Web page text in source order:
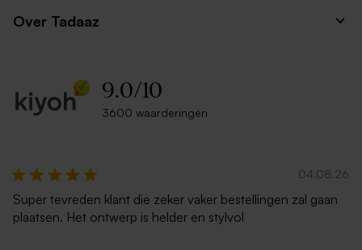
Over Tadaaz
9.0/10
3600 waarderingen
04.08.26
Super tevreden klant die zeker vaker bestellingen zal gaan
plaatsen. Het ontwerp is helder en stylvol